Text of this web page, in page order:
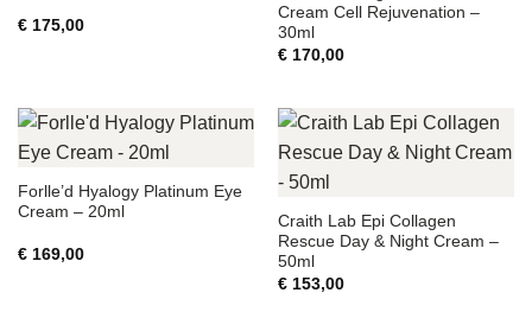
€175,00
Cream Cell Rejuvenation –
30ml
€170,00
Forlle’d Hyalogy Platinum Eye
Cream – 20ml
€169,00
Craith Lab Epi Collagen
Rescue Day & Night Cream –
50ml
€153,00